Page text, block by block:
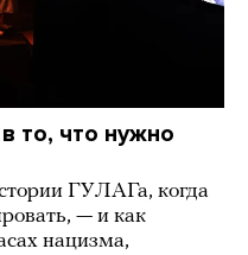
то, что нужно
ГУЛАГа, когда
— и как
нацизма,